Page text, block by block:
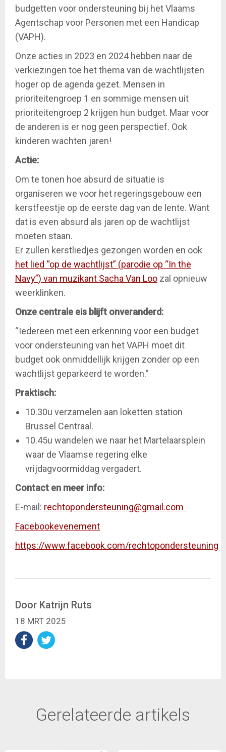
budgetten voor ondersteuning bij het Vlaams
Agentschap voor Personen met een Handicap
(VAPH).
Onze acties in 2023 en 2024 hebben naar de
verkiezingen toe het thema van de wachtlijsten
hoger op de agenda gezet. Mensen in
prioriteitengroep 1 en sommige mensen uit
prioriteitengroep 2 krijgen hun budget. Maar voor
de anderen is er nog geen perspectief. Ook
kinderen wachten jaren!
Actie:
Om te tonen hoe absurd de situatie is
organiseren we voor het regeringsgebouw een
kerstfeestje op de eerste dag van de lente. Want
dat is even absurd als jaren op de wachtlijst
moeten staan.
Er zullen kerstliedjes gezongen worden en ook
het lied “op de wachtlijst” (parodie op “In the
Navy”) van muzikant Sacha Van Loo zal opnieuw
weerklinken.
Onze centrale eis blijft onveranderd:
“Iedereen met een erkenning voor een budget
voor ondersteuning van het VAPH moet dit
budget ook onmiddellijk krijgen zonder op een
wachtlijst geparkeerd te worden.”
Praktisch:
10.30u verzamelen aan loketten station
Brussel Centraal.
10.45u wandelen we naar het Martelaarsplein
waar de Vlaamse regering elke
vrijdagvoormiddag vergadert.
Contact en meer info:
E-mail: rechtopondersteuning@gmail.com
Facebookevenement
https://www.facebook.com/rechtopondersteuning
Door Katrijn Ruts
18 MRT 2025
Gerelateerde artikels